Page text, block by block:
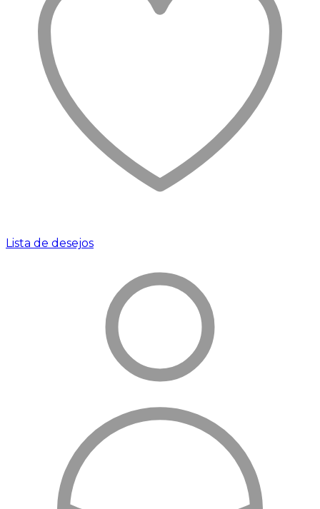
Lista de desejos